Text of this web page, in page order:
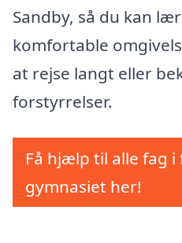
Sandby, så du kan
komfortable
at rejse langt eller
forstyrrelser.
Få hjælp til alle fag i
gymnasiet her!